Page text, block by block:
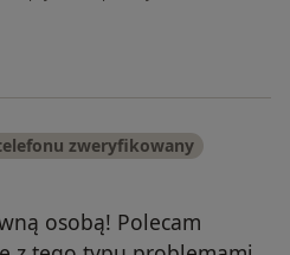
zweryfikowany
osobą! Polecam